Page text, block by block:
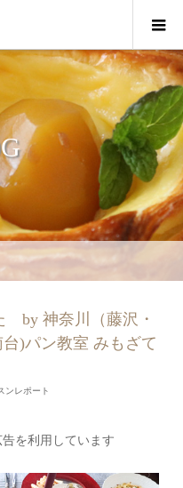
by 神奈川（藤沢・
)パン教室 みもざて
ンレポート
を利用しています